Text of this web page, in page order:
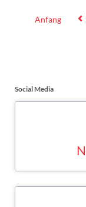
Anfang
Social Media